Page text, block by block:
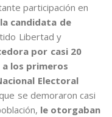
participación en
la candidata de
Libertad y
por casi 20
los primeros
Electoral
se demoraron casi
le otorgaban